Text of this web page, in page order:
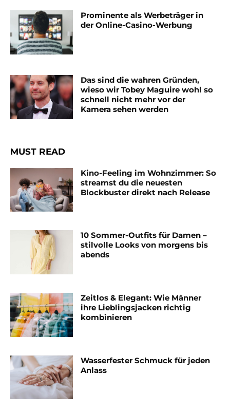
Prominente als Werbeträger in
der Online-Casino-Werbung
Das sind die wahren Gründen,
wieso wir Tobey Maguire wohl so
schnell nicht mehr vor der
Kamera sehen werden
MUST READ
Kino-Feeling im Wohnzimmer: So
streamst du die neuesten
Blockbuster direkt nach Release
10 Sommer-Outfits für Damen –
stilvolle Looks von morgens bis
abends
Zeitlos & Elegant: Wie Männer
ihre Lieblingsjacken richtig
kombinieren
Wasserfester Schmuck für jeden
Anlass